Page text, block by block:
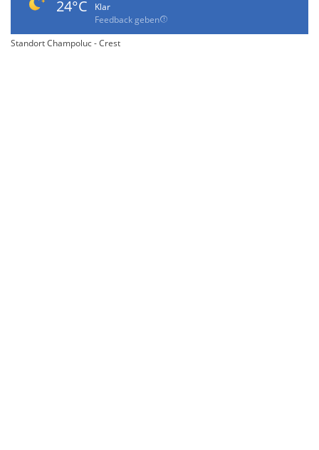
24°C
Klar
Feedback geben
Standort Champoluc - Crest